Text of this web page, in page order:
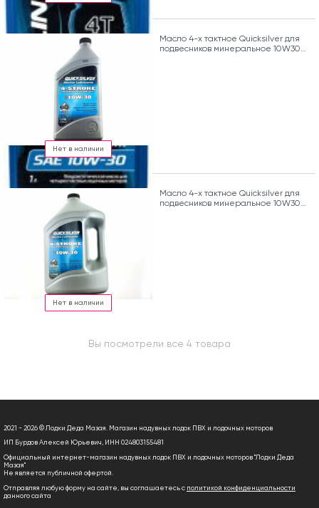
Нет в наличии
Масло 4-х тактное Quicksilver для
подвесников минеральное 10W30
Нет в наличии
Масло 4-х тактное Quicksilver для
подвесников минеральное 10W30
Вы посмотрели все 4 товара
2021 - 2026 © Лодки Деда Мазая. Магазин надувных лодок ПВХ и лодочных моторов
ИП Бурдов Алексей Юрьевич, ИНН 024803155481
Официальный интернет-магазин надувных лодок ПВХ и лодочных моторов "Лодки Деда
Мазая"
Не является публичной офертой.
Отправляя любую форму на сайте, вы соглашаетесь с политикой конфиденциальности
данного сайта